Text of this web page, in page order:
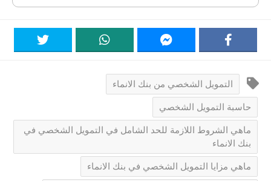
التمويل الشخصي من بنك الانماء
حاسبة التمويل الشخصي
ماهي الشروط اللازمة للحد الشامل في التمويل الشخصي في
بنك الانماء
ماهي مزايا التمويل الشخصي في بنك الانماء